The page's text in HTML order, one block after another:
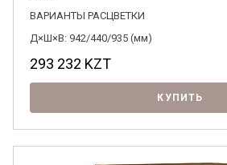
ВАРИАНТЫ РАСЦВЕТКИ
Д×Ш×В: 942/440/935 (мм)
293 232 KZT
КУПИТЬ